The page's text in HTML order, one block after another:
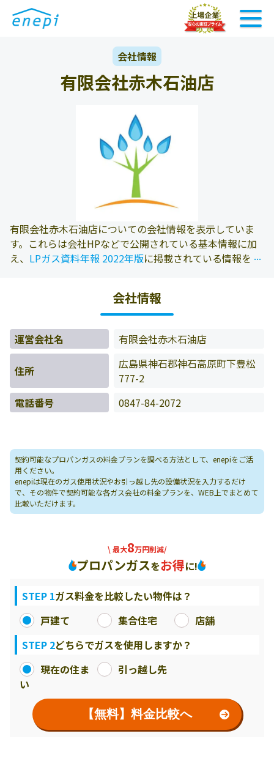
会社情報
有限会社赤木石油店
有限会社赤木石油店についての会社情報を表示していま
す。これらは会社HPなどで公開されている基本情報に加
え、 LPガス資料年報 2022年版に掲載されている情報を参
...
...
会社情報
運営会社名 有限会社赤木石油店
住所
広島県神石郡神石高原町下豊松
777-2
電話番号
0847-84-2072
契約可能なプロパンガスの料金プランを調べる方法として、enepiをご活
用ください。
enepiは現在のガス使用状況やお引っ越し先の設備状況を入力するだけ
で、その物件で契約可能な各ガス会社の料金プランを、WEB上でまとめて
比較いただけます。
\ 最大8万円削減/
プロパンガスをお得に!
STEP 1ガス料金を比較したい物件は？
戸建て
集合住宅
店舗
STEP 2どちらでガスを使用しますか？
現在の住ま
い
引っ越し先
【無料】料金比較へ